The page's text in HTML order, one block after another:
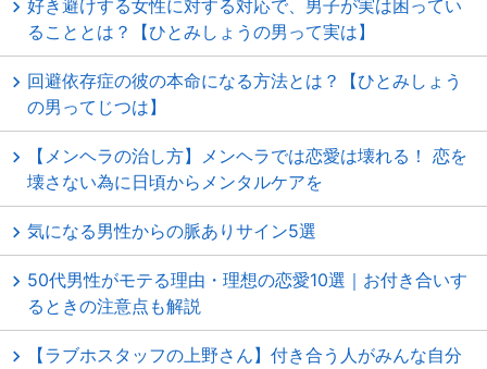
好き避けする女性に対する対応で、男子が実は困ってい
ることとは？【ひとみしょうの男って実は】
回避依存症の彼の本命になる方法とは？【ひとみしょう
の男ってじつは】
【メンヘラの治し方】メンヘラでは恋愛は壊れる！ 恋を
壊さない為に日頃からメンタルケアを
気になる男性からの脈ありサイン5選
50代男性がモテる理由・理想の恋愛10選｜お付き合いす
るときの注意点も解説
【ラブホスタッフの上野さん】付き合う人がみんな自分